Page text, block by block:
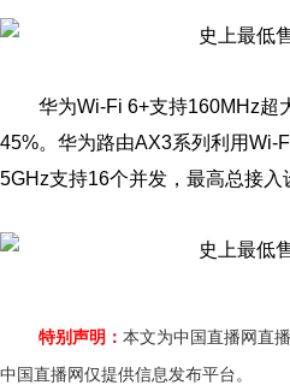
华为Wi-Fi 6+支持160MHz超
45%。华为路由AX3系列利用Wi-
5GHz支持16个并发，最高总接入
特别声明： 本文为中国直播网直
中国直播网仅提供信息发布平台。